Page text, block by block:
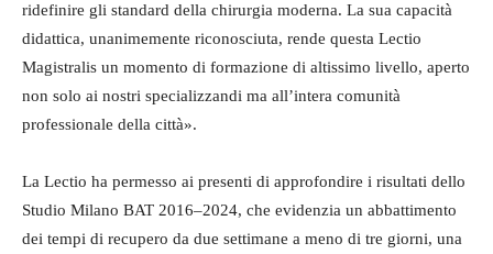
ridefinire gli standard della chirurgia moderna. La sua capacità
didattica, unanimemente riconosciuta, rende questa Lectio
Magistralis un momento di formazione di altissimo livello, aperto
non solo ai nostri specializzandi ma all’intera comunità
professionale della città».
La Lectio ha permesso ai presenti di approfondire i risultati dello
Studio Milano BAT 2016–2024, che evidenzia un abbattimento
dei tempi di recupero da due settimane a meno di tre giorni, una